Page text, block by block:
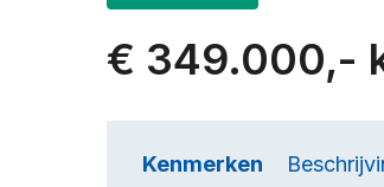
€ 349.000,-
Kenmerken